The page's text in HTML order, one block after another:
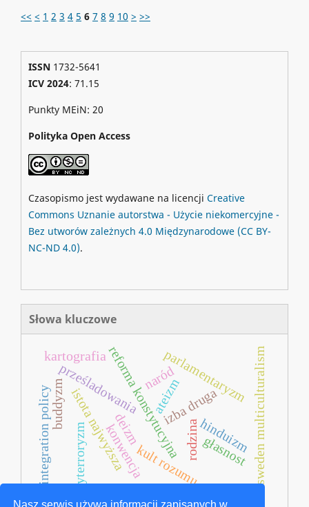
Nasz serwis używa informacji zapisanych w
<< < 1 2 3 4 5 6 7 8 9 10 > >>
ISSN1732-5641
ICV 2024: 71.15
Punkty MEiN: 20
Polityka Open Access
Czasopismo jest wydawane na licencji Creative
Commons Uznanie autorstwa - Użycie niekomercyjne -
Bez utworów zależnych 4.0 Międzynarodowe (CC BY-
NC-ND 4.0).
Słowa kluczowe
rodzina
reforma konstytucyjna
istota najwyższakult rozumu
izba druga
parlamentaryzm
prześladowania
hinduizm
buddyzm
antyterroryzm konwencja
deizm
głasnost
integration policy sweden multiculturalism
ateizm
naród
kartografia